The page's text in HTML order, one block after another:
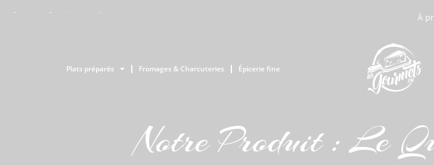
À
Plats préparés Fromages & Charcuteries Épicerie fine
Notre Produit : Le